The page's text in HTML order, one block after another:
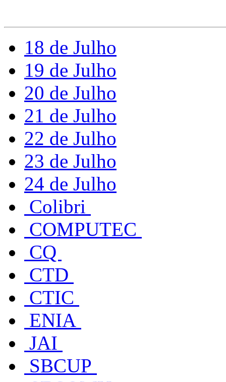
18 de Julho
19 de Julho
20 de Julho
21 de Julho
22 de Julho
23 de Julho
24 de Julho
Colibri
COMPUTEC
CQ
CTD
CTIC
ENIA
JAI
SBCUP